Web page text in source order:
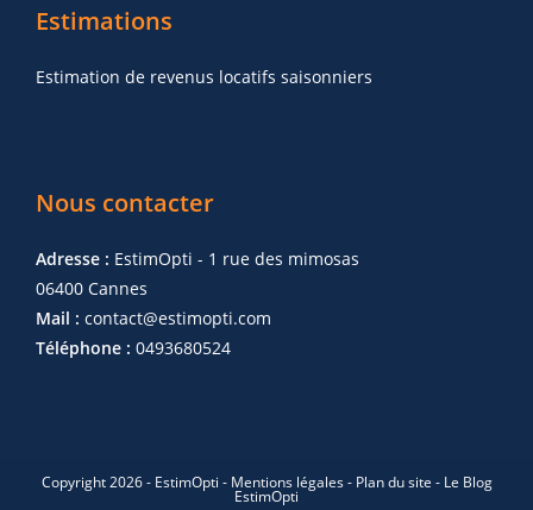
Estimations
Estimation de revenus locatifs saisonniers
Nous contacter
Adresse : EstimOpti - 1 rue des mimosas
06400 Cannes
Mail : contact@estimopti.com
Téléphone : 0493680524
Copyright 2026 - EstimOpti - Mentions légales- Plan du site - Le Blog
EstimOpti